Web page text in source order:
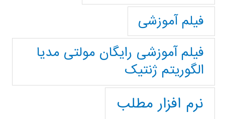
فیلم آموزشی
فیلم آموزشی رایگان مولتی مدیا
الگوریتم ژنتیک
نرم افزار مطلب